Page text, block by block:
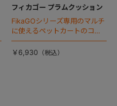
フィカゴー プラムクッション
FikaGOシリーズ専用のマルチ
に使えるペットカートのコー
ナークッション登場。
￥6,930